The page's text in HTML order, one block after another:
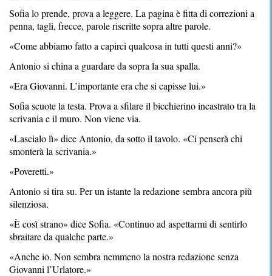
Sofia lo prende, prova a leggere. La pagina è fitta di correzioni a
penna, tagli, frecce, parole riscritte sopra altre parole.
«Come abbiamo fatto a capirci qualcosa in tutti questi anni?»
Antonio si china a guardare da sopra la sua spalla.
«Era Giovanni. L’importante era che si capisse lui.»
Sofia scuote la testa. Prova a sfilare il bicchierino incastrato tra la
scrivania e il muro. Non viene via.
«Lascialo lì» dice Antonio, da sotto il tavolo. «Ci penserà chi
smonterà la scrivania.»
«Poveretti.»
Antonio si tira su. Per un istante la redazione sembra ancora più
silenziosa.
«È così strano» dice Sofia. «Continuo ad aspettarmi di sentirlo
sbraitare da qualche parte.»
«Anche io. Non sembra nemmeno la nostra redazione senza
Giovanni l’Urlatore.»